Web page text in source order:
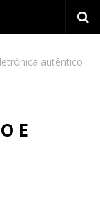
autêntico
E